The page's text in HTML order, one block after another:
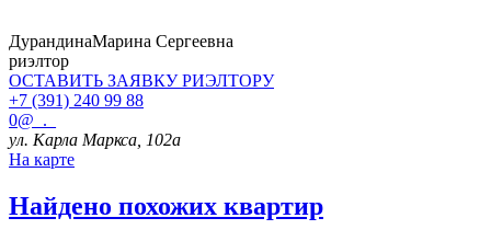
ДурандинаМарина Сергеевна
риэлтор
ОСТАВИТЬ ЗАЯВКУРИЭЛТОРУ
+7 (391) 240 99 88
0@_._
ул. Карла Маркса, 102а
На карте
Найдено похожих квартир